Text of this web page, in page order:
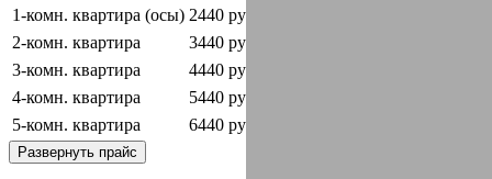
1-комн. квартира (осы) 2440 руб.
2-комн. квартира 3440 руб.
3-комн. квартира 4440 руб.
4-комн. квартира 5440 руб.
5-комн. квартира 6440 руб.
Развернуть прайс